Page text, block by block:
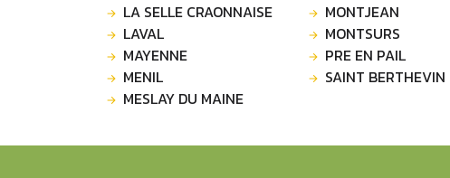
LA SELLE CRAONNAISE
LAVAL
MAYENNE
MENIL
MESLAY DU MAINE
MONTJEAN
MONTSURS
PRE EN PAIL
SAINT BERTHEVIN